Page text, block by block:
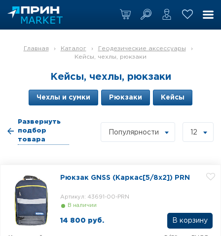
Главная › Каталог › Геодезические аксессуары
›
Кейсы, чехлы, рюкзаки
Кейсы, чехлы, рюкзаки
Чехлы и сумки Рюкзаки Кейсы
Развернуть
подбор
товара
Популярности 12
Рюкзак GNSS (Каркас[5/8x2]) PRN
В наличии
Артикул: 43691-00-PRN
14 800 руб.